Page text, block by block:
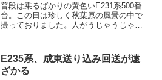
普段は乗るばかりの黄色いE231系500番
台。この日は珍しく秋葉原の風景の中で
撮っておりました。人がうじゃうじゃな
がまばらで写真が撮りやすい状況が展開
されております。また違う時間帯にも挑
戦してみようかし？w
E235系、成東送り込み回送が遠
ざかる